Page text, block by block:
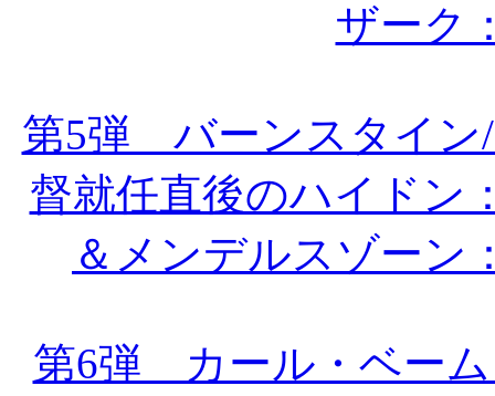
ザーク
第5弾 バーンスタイン
督就任直後のハイドン
＆メンデルスゾーン
第6弾 カール・ベーム